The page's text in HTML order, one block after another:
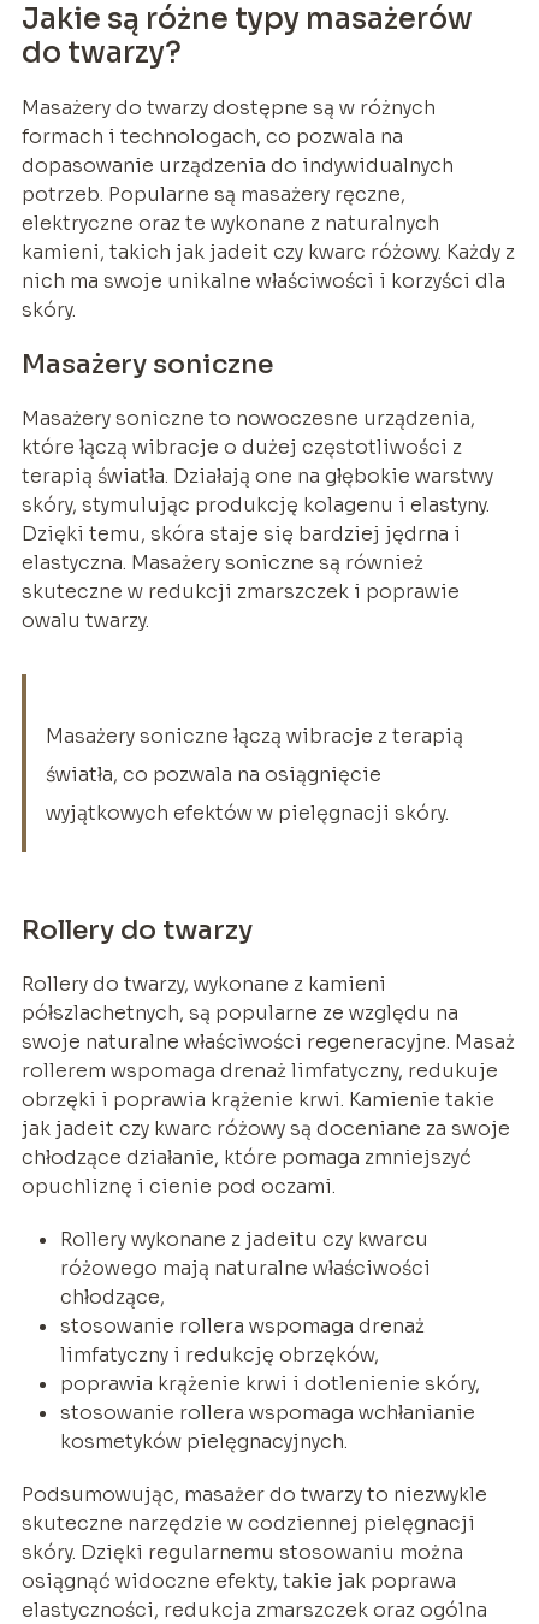
Jakie są różne typy masażerów
do twarzy?
Masażery do twarzy dostępne są w różnych
formach i technologach, co pozwala na
dopasowanie urządzenia do indywidualnych
potrzeb. Popularne są masażery ręczne,
elektryczne oraz te wykonane z naturalnych
kamieni, takich jak jadeit czy kwarc różowy. Każdy z
nich ma swoje unikalne właściwości i korzyści dla
skóry.
Masażery soniczne
Masażery soniczne to nowoczesne urządzenia,
które łączą wibracje o dużej częstotliwości z
terapią światła. Działają one na głębokie warstwy
skóry, stymulując produkcję kolagenu i elastyny.
Dzięki temu, skóra staje się bardziej jędrna i
elastyczna. Masażery soniczne są również
skuteczne w redukcji zmarszczek i poprawie
owalu twarzy.
Masażery soniczne łączą wibracje z terapią
światła, co pozwala na osiągnięcie
wyjątkowych efektów w pielęgnacji skóry.
Rollery do twarzy
Rollery do twarzy, wykonane z kamieni
półszlachetnych, są popularne ze względu na
swoje naturalne właściwości regeneracyjne. Masaż
rollerem wspomaga drenaż limfatyczny, redukuje
obrzęki i poprawia krążenie krwi. Kamienie takie
jak jadeit czy kwarc różowy są doceniane za swoje
chłodzące działanie, które pomaga zmniejszyć
opuchliznę i cienie pod oczami.
Rollery wykonane z jadeitu czy kwarcu
różowego mają naturalne właściwości
chłodzące,
stosowanie rollera wspomaga drenaż
limfatyczny i redukcję obrzęków,
poprawia krążenie krwi i dotlenienie skóry,
stosowanie rollera wspomaga wchłanianie
kosmetyków pielęgnacyjnych.
Podsumowując, masażer do twarzy to niezwykle
skuteczne narzędzie w codziennej pielęgnacji
skóry. Dzięki regularnemu stosowaniu można
osiągnąć widoczne efekty, takie jak poprawa
elastyczności, redukcja zmarszczek oraz ogólna